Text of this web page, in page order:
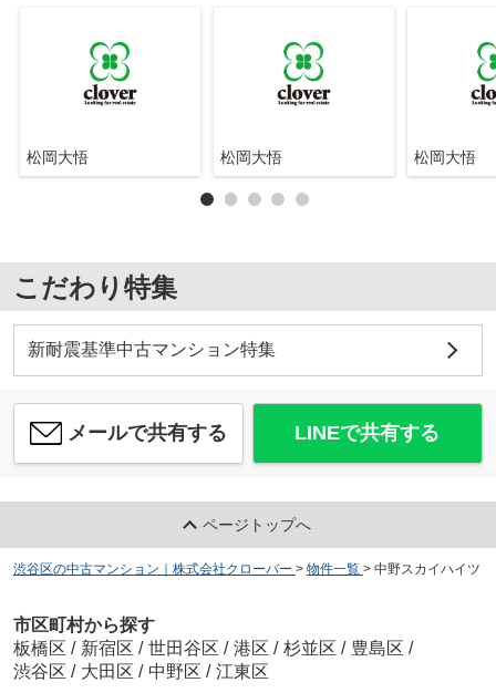
松岡大悟 松岡大悟 松岡大悟
こだわり特集
新耐震基準中古マンション特集
メールで共有する LINEで共有する
ページトップへ
渋谷区の中古マンション｜株式会社クローバー > 物件一覧 > 中野スカイハイツ
市区町村から探す
板橋区 / 新宿区 / 世田谷区 / 港区 / 杉並区 / 豊島区 /
渋谷区 / 大田区 / 中野区 / 江東区